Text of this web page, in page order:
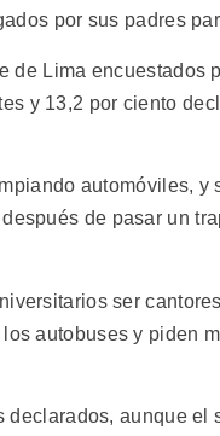
por sus padres
de Lima encuestados
y 13,2 por ciento
automóviles, y
de pasar un
ser
autobuses y piden
aunque el